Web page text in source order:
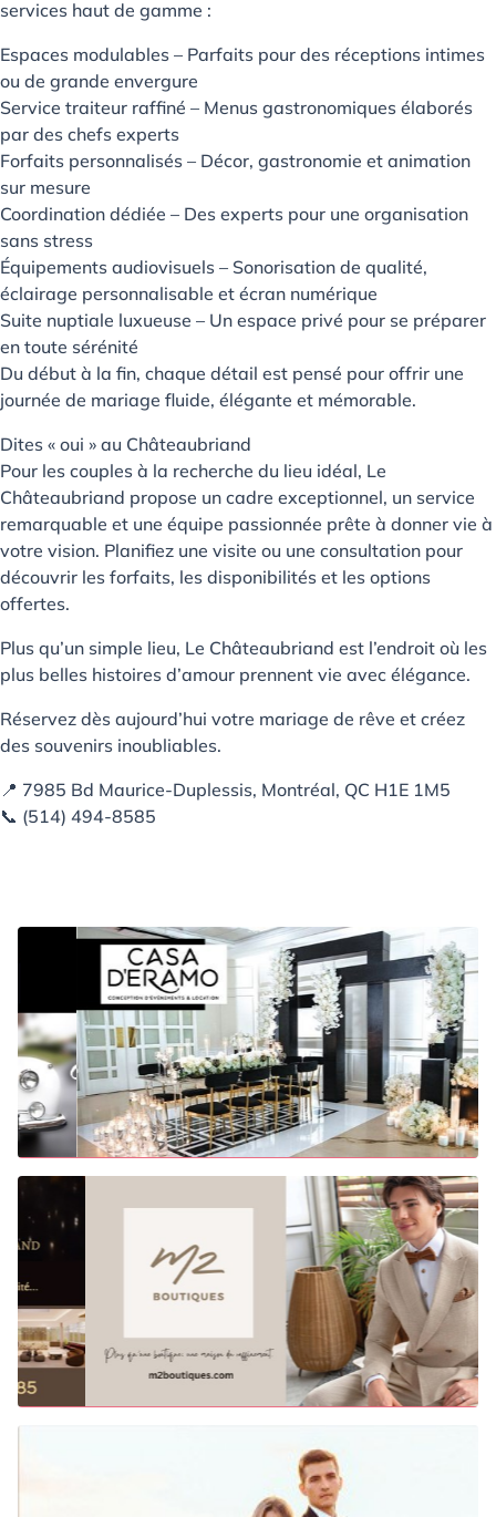
services haut de gamme :
Espaces modulables – Parfaits pour des réceptions intimes
ou de grande envergure
Service traiteur raffiné – Menus gastronomiques élaborés
par des chefs experts
Forfaits personnalisés – Décor, gastronomie et animation
sur mesure
Coordination dédiée – Des experts pour une organisation
sans stress
Équipements audiovisuels – Sonorisation de qualité,
éclairage personnalisable et écran numérique
Suite nuptiale luxueuse – Un espace privé pour se préparer
en toute sérénité
Du début à la fin, chaque détail est pensé pour offrir une
journée de mariage fluide, élégante et mémorable.
Dites « oui » au Châteaubriand
Pour les couples à la recherche du lieu idéal, Le
Châteaubriand propose un cadre exceptionnel, un service
remarquable et une équipe passionnée prête à donner vie à
votre vision. Planifiez une visite ou une consultation pour
découvrir les forfaits, les disponibilités et les options
offertes.
Plus qu’un simple lieu, Le Châteaubriand est l’endroit où les
plus belles histoires d’amour prennent vie avec élégance.
Réservez dès aujourd’hui votre mariage de rêve et créez
des souvenirs inoubliables.
📍 7985 Bd Maurice-Duplessis, Montréal, QC H1E 1M5
📞 (514) 494-8585